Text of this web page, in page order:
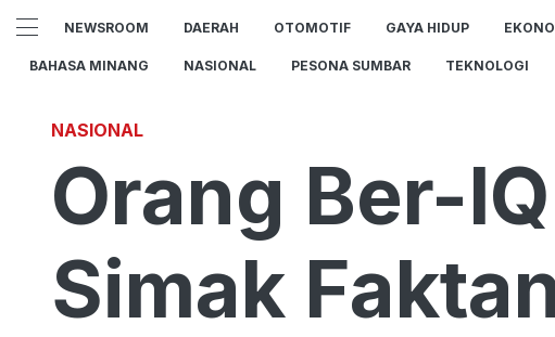
NEWSROOM DAERAH OTOMOTIF GAYA HIDUP
BAHASA MINANG NASIONAL PESONA SUMBAR TEKNOLOGI
NASIONAL
Orang Ber-
Simak